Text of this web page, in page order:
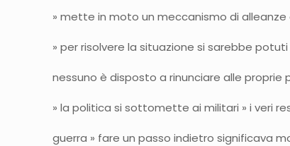
» mette in moto un meccanismo di
» per risolvere la situazione si sarebbe
nessuno è disposto a rinunciare alle proprie
» la politica si sottomette ai militari » i veri
guerra » fare un passo indietro significava